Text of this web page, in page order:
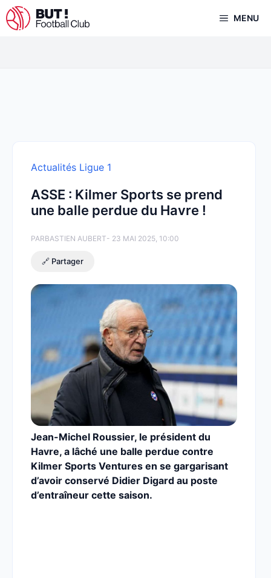
Aller
au
MENU
Actualités Ligue 1
ASSE : Kilmer Sports se prend
une balle perdue du Havre !
PARBASTIEN AUBERT- 23 MAI 2025, 10:00
🔗 Partager
Jean-Michel Roussier, le président du
Havre, a lâché une balle perdue contre
Kilmer Sports Ventures en se gargarisant
d’avoir conservé Didier Digard au poste
d’entraîneur cette saison.